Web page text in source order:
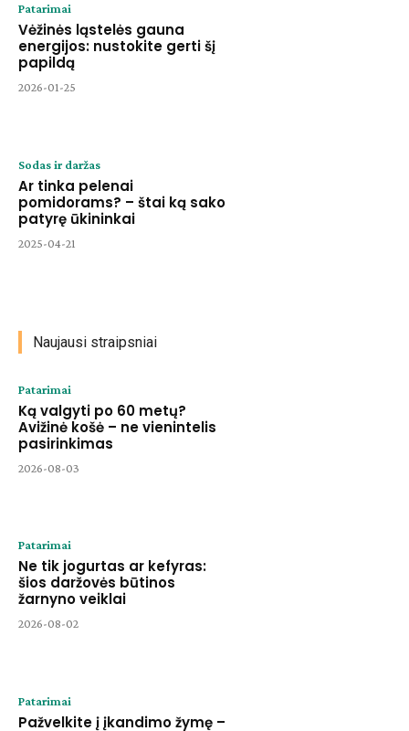
Patarimai
Vėžinės ląstelės gauna
energijos: nustokite gerti šį
papildą
2026-01-25
Sodas ir daržas
Ar tinka pelenai
pomidorams? – štai ką sako
patyrę ūkininkai
2025-04-21
Naujausi straipsniai
Patarimai
Ką valgyti po 60 metų?
Avižinė košė – ne vienintelis
pasirinkimas
2026-08-03
Patarimai
Ne tik jogurtas ar kefyras:
šios daržovės būtinos
žarnyno veiklai
2026-08-02
Patarimai
Pažvelkite į įkandimo žymę –